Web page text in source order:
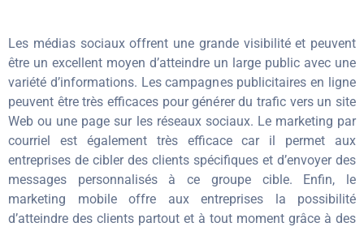
Les médias sociaux offrent une grande visibilité et peuvent
être un excellent moyen d’atteindre un large public avec une
variété d’informations. Les campagnes publicitaires en ligne
peuvent être très efficaces pour générer du trafic vers un site
Web ou une page sur les réseaux sociaux. Le marketing par
courriel est également très efficace car il permet aux
entreprises de cibler des clients spécifiques et d’envoyer des
messages personnalisés à ce groupe cible. Enfin, le
marketing mobile offre aux entreprises la possibilité
d’atteindre des clients partout et à tout moment grâce à des